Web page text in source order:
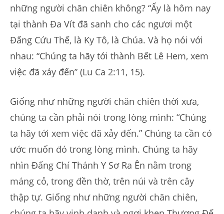
những người chăn chiên không? “Ấy là hôm nay
tại thành Đa Vít đã sanh cho các ngươi một
Đấng Cứu Thế, là Ky Tô, là Chúa. Và họ nói với
nhau: “Chúng ta hãy tới thành Bết Lê Hem, xem
việc đã xảy đến” (Lu Ca 2:11, 15).
Giống như những người chăn chiên thời xưa,
chúng ta cần phải nói trong lòng mình: “Chúng
ta hãy tới xem việc đã xảy đến.” Chúng ta cần có
ước muốn đó trong lòng mình. Chúng ta hãy
nhìn Đấng Chí Thánh Y Sơ Ra Ên nằm trong
máng cỏ, trong đền thờ, trên núi và trên cây
thập tự. Giống như những người chăn chiên,